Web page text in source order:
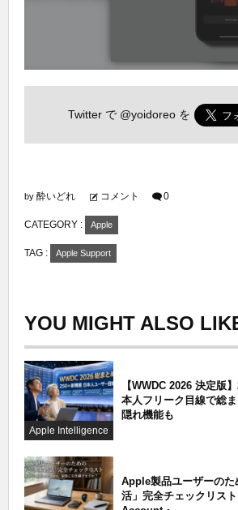
Twitter で @yoidoreo を
by 酔いどれ コメント 0
CATEGORY : Apple
TAG : Apple Support
YOU MIGHT ALSO
Apple Intelligence
【WWDC 2026 決定版
本人フリーク目線で総
隠れ機能も
Apple製品ユーザーのた
活」完全チェックリス